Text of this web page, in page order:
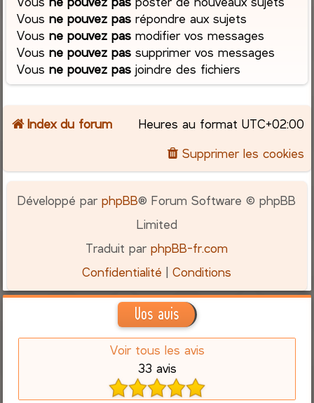
Vousne pouvez pas répondre aux sujets
Vousne pouvez pas modifier vos messages
Vousne pouvez pas supprimer vos messages
Vousne pouvez pas joindre des fichiers
Index du forum Heures au format UTC+02:00
Supprimer les cookies
Développé parphpBB® Forum Software © phpBB
Limited
Traduit parphpBB-fr.com
Confidentialité |Conditions
Vos avis
Voir tous les avis
33 avis